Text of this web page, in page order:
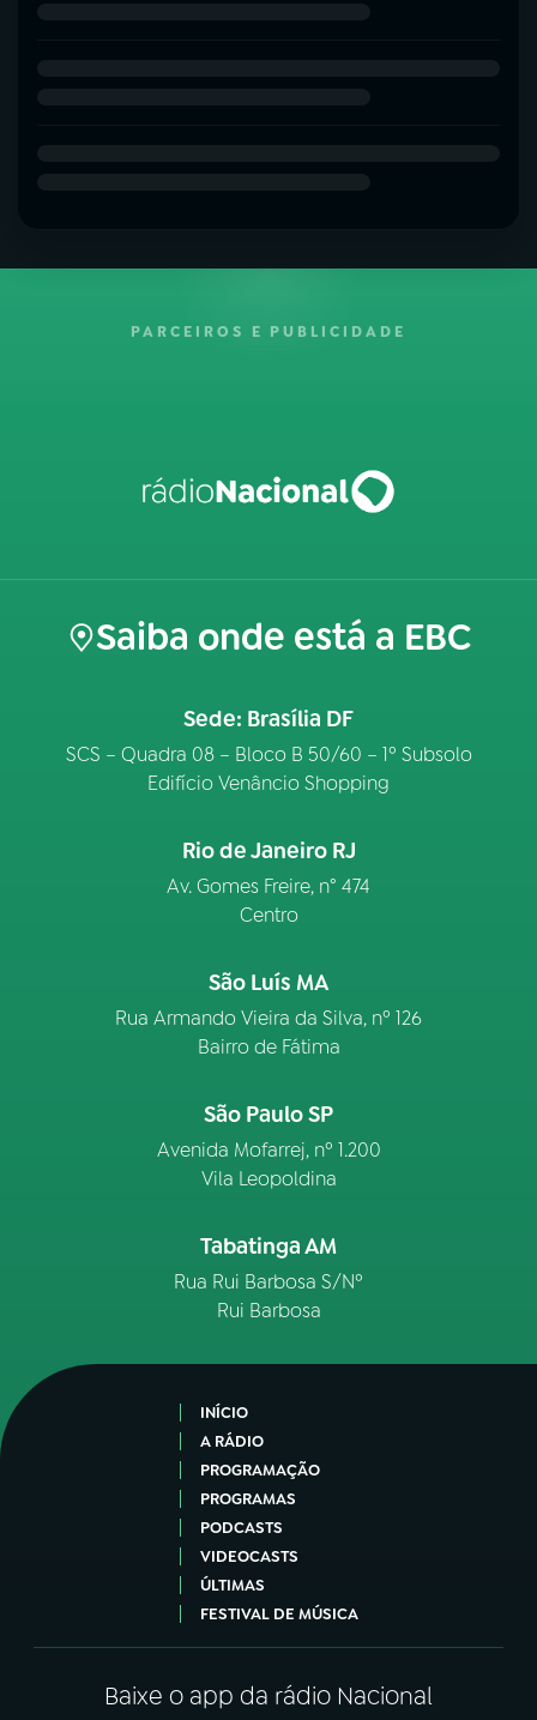
PARCEIROS E PUBLICIDADE
Saiba onde está a EBC
Sede: Brasília DF
SCS – Quadra 08 – Bloco B 50/60 – 1º Subsolo
Edifício Venâncio Shopping
Rio de Janeiro RJ
Av. Gomes Freire, n° 474
Centro
São Luís MA
Rua Armando Vieira da Silva, nº 126
Bairro de Fátima
São Paulo SP
Avenida Mofarrej, nº 1.200
Vila Leopoldina
Tabatinga AM
Rua Rui Barbosa S/Nº
Rui Barbosa
INÍCIO
A RÁDIO
PROGRAMAÇÃO
PROGRAMAS
PODCASTS
VIDEOCASTS
ÚLTIMAS
FESTIVAL DE MÚSICA
Baixe o app da rádio Nacional